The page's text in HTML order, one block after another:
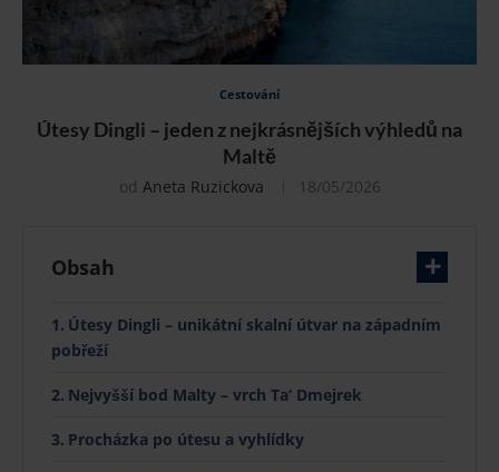
Cestování
Útesy Dingli – jeden z nejkrásnějších výhledů na
Maltě
od Aneta Ruzickova 18/05/2026
Obsah
Útesy Dingli – unikátní skalní útvar na západním
pobřeží
Nejvyšší bod Malty – vrch Ta‘ Dmejrek
Procházka po útesu a vyhlídky